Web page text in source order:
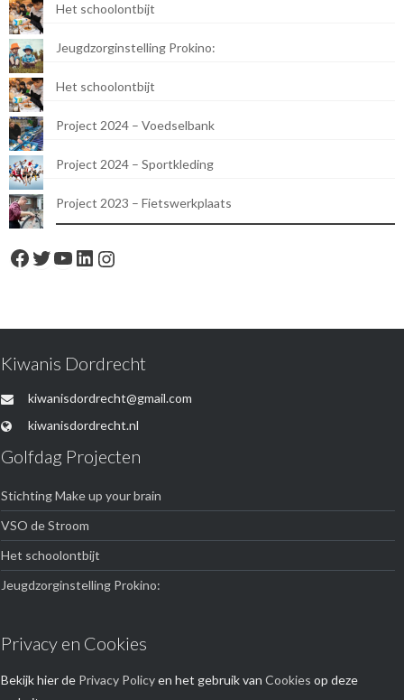
Het schoolontbijt
Jeugdzorginstelling Prokino:
Het schoolontbijt
Project 2024 – Voedselbank
Project 2024 – Sportkleding
Project 2023 – Fietswerkplaats
Facebook
Twitter
YouTube
LinkedIn
Instagram
Kiwanis Dordrecht
kiwanisdordrecht@gmail.com
kiwanisdordrecht.nl
Golfdag Projecten
Stichting Make up your brain
VSO de Stroom
Het schoolontbijt
Jeugdzorginstelling Prokino:
Privacy en Cookies
Bekijk hier de Privacy Policyen het gebruik vanCookies op deze